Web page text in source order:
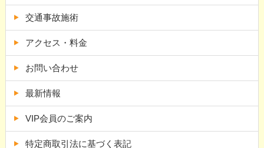
交通事故施術
アクセス・料金
お問い合わせ
最新情報
VIP会員のご案内
特定商取引法に基づく表記